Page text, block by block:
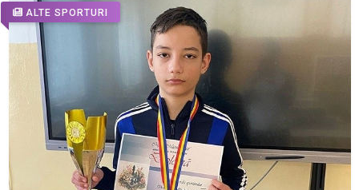
ALTE SPORTURI